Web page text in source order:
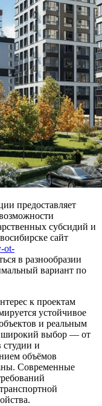
предоставляет
субсидий и
сайт
ot-
в разнообразии
вариант по
к проектам
устойчивое
и реальным
широкий выбор — от
и
объёмов
Современные